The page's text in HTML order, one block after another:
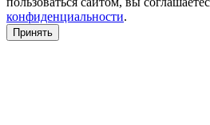
конфиденциальности.
Принять